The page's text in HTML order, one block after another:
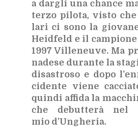
a dar­gli una chan­ce
ter­zo pi­lo­ta, vi­sto
la­ri ci sono la
Hei­d­feld e il
1997 Vil­le­neu­ve. Ma
na­de­se du­ran­te la
di­sa­stro­so e dopo
ci­den­te vie­ne
quin­di af­fi­da la
che de­but­te­rà nel
mio d’Un­ghe­ria.